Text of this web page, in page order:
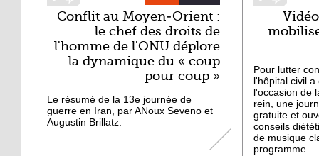
Conflit au Moyen-Orient :
le chef des droits de
l'homme de l'ONU déplore
la dynamique du « coup
pour coup »
Le résumé de la 13e journée de
guerre en Iran, par ANoux Seveno et
Augustin Brillatz.
Pour lutter
l'hôpital civil
l'occasion de
rein, une
gratuite et
conseils
de musique
programme.